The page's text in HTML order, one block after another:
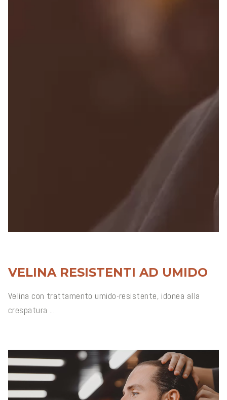
VELINA RESISTENTI AD UMIDO
Velina con trattamento umido-resistente, idonea alla
crespatura ...